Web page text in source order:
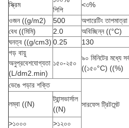
স্ক্রিম
পিপি
<৩%
ওজন ((g/m2)
500
অপারেটিং তাপমাত্রা
বেধ ((মিমি)
2.0 অবিচ্ছিন্ন ((°C)
ঘনত্ব ((g/cm3) 0.25 130
গড় বায়ু
অনুপ্রবেশযোগ্যতা
(L/dm2.min)
১৫০-২৫০
৯০ মিনিটের মধ্যে
((১৫০°C) ((%)
ভেঙে পড়ার শক্তি
সারফেস ট্রিটমেন্ট
লম্বা ((N)
ট্রান্সভার্সাল
((N)
>১০০০
>১২০০